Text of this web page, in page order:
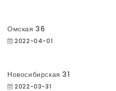
Омская 36
2022-04-01
Новосибирская 31
2022-03-31